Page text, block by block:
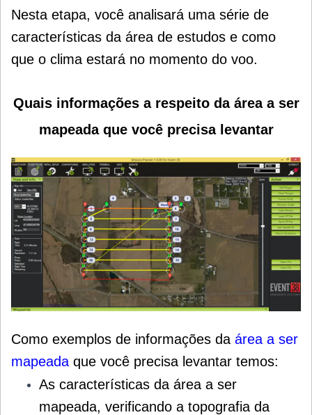
Nesta etapa, você analisará uma série de
características da área de estudos e como
que o clima estará no momento do voo.
Quais informações a respeito da área a ser
mapeada que você precisa levantar
Como exemplos de informações da área a ser
mapeada que você precisa levantar temos:
As características da área a ser
mapeada, verificando a topografia da